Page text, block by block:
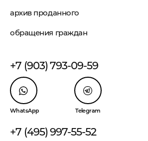
архив проданного
обращения граждан
+7 (903) 793-09-59
WhatsApp Telegram
+7 (495) 997-55-52